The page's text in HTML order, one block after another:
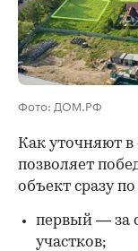
Фото: ДОМ.РФ
Как уточняют
позволяет
объект сразу
первый — за
участков;